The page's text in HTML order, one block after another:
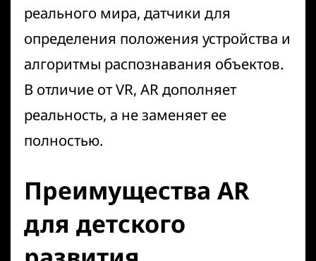
реального мира, датчики для
определения положения устройства и
алгоритмы распознавания объектов.
В отличие от VR, AR дополняет
реальность, а не заменяет ее
полностью.
Преимущества AR
для детского